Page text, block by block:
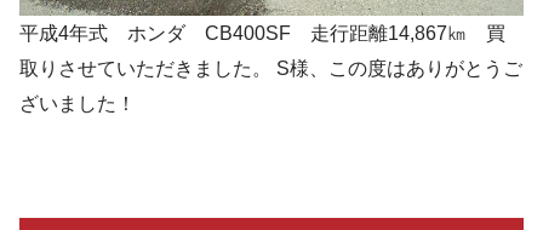
平成4年式 ホンダ CB400SF 走行距離14,867㎞ 買
取りさせていただきました。 S様、この度はありがとうご
ざいました！